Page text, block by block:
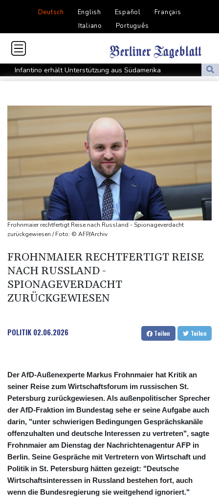
Deutsch English Español
Français
Italiano
Português
Infantino erhält Unterstützung aus Südamerika
Selenskyj erstmals seit Beginn von Ukraine-Krieg in Serbien -
Auftakt-Misere gestoppt: Berlin gewinnt in Bochum
Trump macht erneut Druck auf Zentralbank-Vorständin Cook
"Medizinische Bedenken": Asllani bleibt bei Hoffenheim
Eurojackpot geknackt: Mehr als 32 Millionen Euro gehen nach
Nordrhein-Westfalen
Menschenrechtsgruppen: Mehr als 140 Tote bei Migrationskrise
Mindestens zehn Tote bei Angriffen der pro-iranischen Huthis im
Jemen
US-Senat stimmt für verschärfte Sanktionen gegen Russland
kündigt Berufung an
Frohnmaier rechtfertigt Reise nach Russland - Spionageverdacht
zurückgewiesen / Foto: © AFP/Archiv
FROHNMAIER RECHTFERTIGT REISE
NACH RUSSLAND -
SPIONAGEVERDACHT
ZURÜCKGEWIESEN
POLITIK 02.06.2026 Teilen Teilen
Der AfD-Außenexperte Markus Frohnmaier hat Kritik an
seiner Reise zum Wirtschaftsforum im russischen St.
Petersburg zurückgewiesen. Als außenpolitischer Sprecher
der AfD-Fraktion im Bundestag sehe er seine Aufgabe auch
darin, "unter schwierigen Bedingungen Gesprächskanäle
offenzuhalten und deutsche Interessen zu vertreten", sagte
Frohnmaier am Dienstag der Nachrichtenagentur AFP in
Berlin. Seine Gespräche mit Vertretern von Wirtschaft und
Politik in St. Petersburg hätten gezeigt: "Deutsche
Wirtschaftsinteressen in Russland bestehen fort, auch
wenn die Bundesregierung sie weitgehend ignoriert."